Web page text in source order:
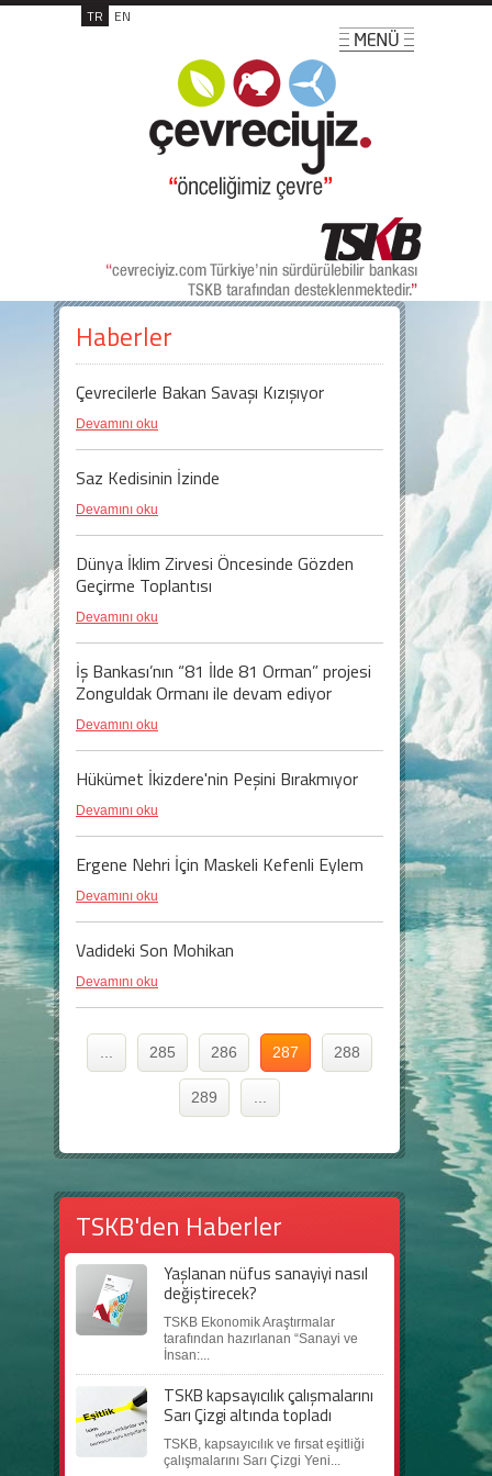
TR EN
Haberler
Çevrecilerle Bakan Savaşı Kızışıyor
Devamını oku
Saz Kedisinin İzinde
Devamını oku
Dünya İklim Zirvesi Öncesinde Gözden
Geçirme Toplantısı
Devamını oku
İş Bankası’nın “81 İlde 81 Orman” projesi
Zonguldak Ormanı ile devam ediyor
Devamını oku
Hükümet İkizdere'nin Peşini Bırakmıyor
Devamını oku
Ergene Nehri İçin Maskeli Kefenli Eylem
Devamını oku
Vadideki Son Mohikan
Devamını oku
285 286 287 288
289
TSKB'den Haberler
Yaşlanan nüfus sanayiyi nasıl
değiştirecek?
TSKB Ekonomik Araştırmalar
tarafından hazırlanan “Sanayi ve
İnsan:...
TSKB kapsayıcılık çalışmalarını
Sarı Çizgi altında topladı
TSKB, kapsayıcılık ve fırsat eşitliği
çalışmalarını Sarı Çizgi Yeni...